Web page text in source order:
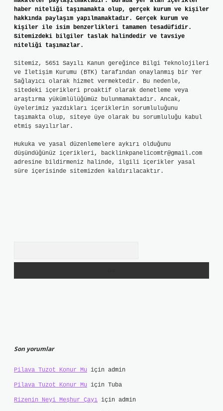
haber niteliği taşımamakta olup, gerçek kurum ve kişiler
hakkında paylaşım yapılmamaktadır. Gerçek kurum ve
kişiler ile isim benzerlikleri tamamen tesadüfidir.
Sitemizdeki bilgiler taslak halindedir ve tavsiye
niteliği taşımazlar.
Sitemiz, 5651 Sayılı Kanun gereğince Bilgi Teknolojileri
ve İletişim Kurumu (BTK) tarafından onaylanmış bir Yer
Sağlayıcı olarak hizmet vermektedir. Bu nedenle,
sitedeki içerikleri proaktif olarak denetleme veya
araştırma yükümlülüğümüz bulunmamaktadır. Ancak,
üyelerimiz yazdıkları içeriklerin sorumluluğunu
taşımakta olup, siteye üye olarak bu sorumluluğu kabul
etmiş sayılırlar.
Hukuka ve yasal düzenlemelere aykırı olduğunu
düşündüğünüz içerikleri, backlinkpanelicomtr@gmail.com
adresine bildirmeniz halinde, ilgili içerikler yasal
süre içerisinde sitemizden kaldırılacaktır.
Son yorumlar
Pilava Tuzot Konur Mu için admin
Pilava Tuzot Konur Mu için Tuba
Rizenin Neyi Meşhur Çayı için admin